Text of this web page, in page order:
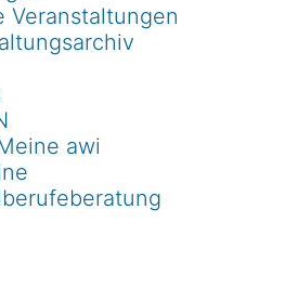
Veranstaltungen
awi